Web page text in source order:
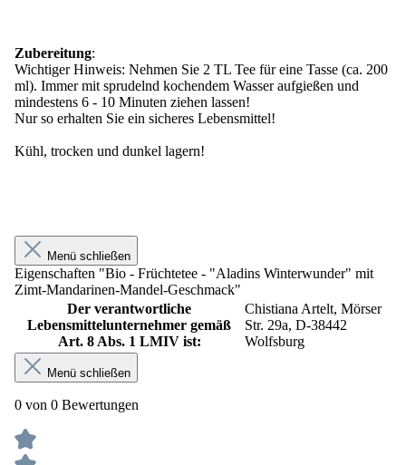
Zubereitung:
Wichtiger Hinweis: Nehmen Sie 2 TL Tee für eine Tasse (ca. 200
ml). Immer mit sprudelnd kochendem Wasser aufgießen und
mindestens 6 - 10 Minuten ziehen lassen!
Nur so erhalten Sie ein sicheres Lebensmittel!
Kühl, trocken und dunkel lagern!
Menü schließen
Eigenschaften "Bio - Früchtetee - "Aladins Winterwunder" mit
Zimt-Mandarinen-Mandel-Geschmack"
Der verantwortliche
Lebensmittelunternehmer gemäß
Art. 8 Abs. 1 LMIV ist:
Chistiana Artelt, Mörser
Str. 29a, D-38442
Wolfsburg
Menü schließen
0 von 0 Bewertungen